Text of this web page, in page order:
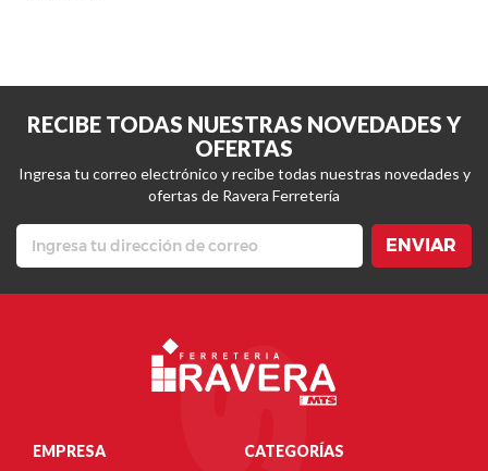
RECIBE TODAS NUESTRAS NOVEDADES Y
OFERTAS
Ingresa tu correo electrónico y recibe todas nuestras novedades y
ofertas de Ravera Ferretería
ENVIAR
EMPRESA CATEGORÍAS